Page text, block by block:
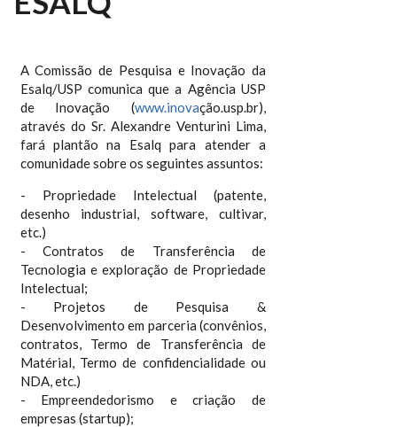
A Comissão de Pesquisa e Inovação da
Esalq/USP comunica que a Agência USP
de Inovação (www.inovação.usp.br),
através do Sr. Alexandre Venturini Lima,
fará plantão na Esalq para atender a
comunidade sobre os seguintes assuntos:
- Propriedade Intelectual (patente,
desenho industrial, software, cultivar,
etc.)
- Contratos de Transferência de
Tecnologia e exploração de Propriedade
Intelectual;
- Projetos de Pesquisa &
Desenvolvimento em parceria (convênios,
contratos, Termo de Transferência de
Matérial, Termo de confidencialidade ou
NDA, etc.)
- Empreendedorismo e criação de
empresas (startup);